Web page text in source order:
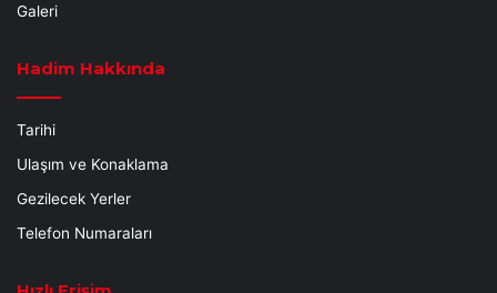
Galeri
Hadim Hakkında
Tarihi
Ulaşım ve Konaklama
Gezilecek Yerler
Telefon Numaraları